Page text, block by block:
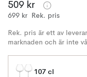
509 kr
699 kr Rek. pris
Rek. pris är ett av
marknaden och är inte
107 cl